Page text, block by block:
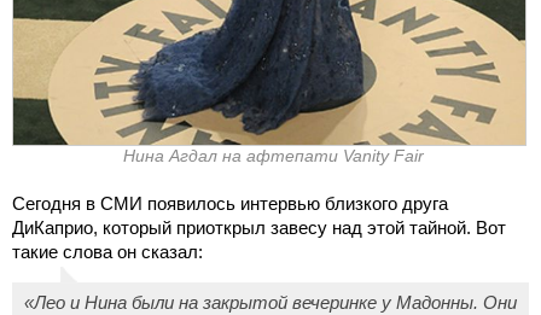
Нина Агдал на афтепати Vanity Fair
Сегодня в СМИ появилось интервью близкого друга
ДиКаприо, который приоткрыл завесу над этой тайной. Вот
такие слова он сказал:
«Лео и Нина были на закрытой вечеринке у Мадонны. Они